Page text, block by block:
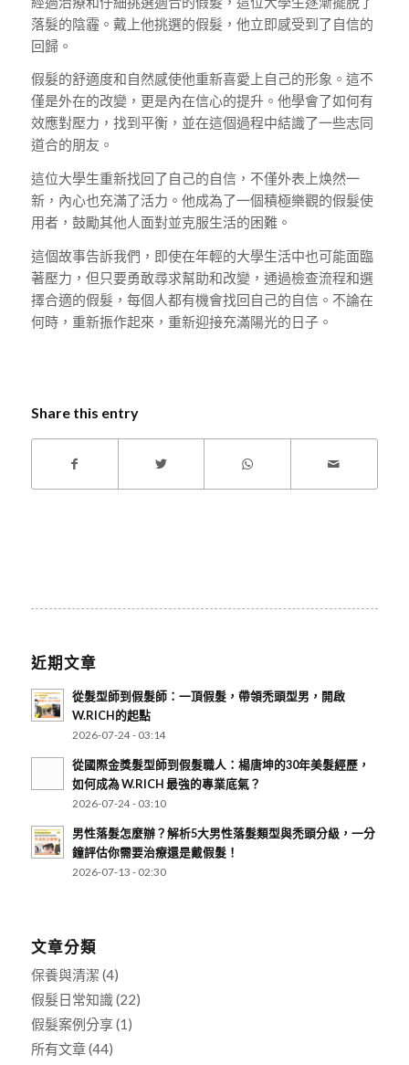
落髮的陰霾。戴上他挑選的假髮，他立即感受到了自信的
回歸。
假髮的舒適度和自然感使他重新喜愛上自己的形象。這不
僅是外在的改變，更是內在信心的提升。他學會了如何有
效應對壓力，找到平衡，並在這個過程中結識了一些志同
道合的朋友。
這位大學生重新找回了自己的自信，不僅外表上焕然一
新，內心也充滿了活力。他成為了一個積極樂觀的假髮使
用者，鼓勵其他人面對並克服生活的困難。
這個故事告訴我們，即使在年輕的大學生活中也可能面臨
著壓力，但只要勇敢尋求幫助和改變，通過檢查流程和選
擇合適的假髮，每個人都有機會找回自己的自信。不論在
何時，重新振作起來，重新迎接充滿陽光的日子。
Share this entry
近期文章
從髮型師到假髮師：一頂假髮，帶領禿頭型男，開啟
W.RICH的起點
2026-07-24 - 03:14
從國際金獎髮型師到假髮職人：楊唐坤的30年美髮經歷，
如何成為 W.RICH 最強的專業底氣？
2026-07-24 - 03:10
男性落髮怎麼辦？解析5大男性落髮類型與禿頭分級，一分
鐘評估你需要治療還是戴假髮！
2026-07-13 - 02:30
文章分類
保養與清潔 (4)
假髮日常知識(22)
假髮案例分享(1)
所有文章(44)